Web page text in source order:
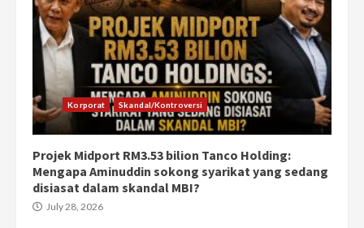
Korporat Skandal/Kontroversi
Projek Midport RM3.53 bilion Tanco Holding:
Mengapa Aminuddin sokong syarikat yang sedang
disiasat dalam skandal MBI?
July 28, 2026